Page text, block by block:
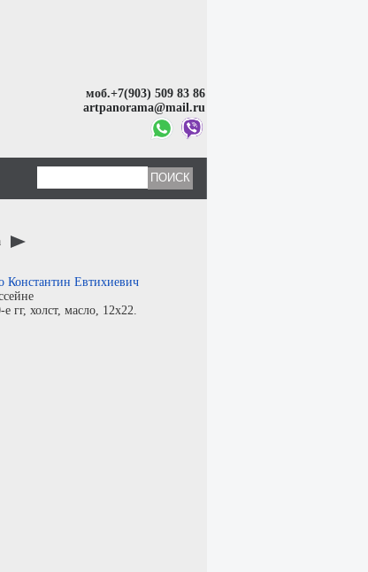
моб.+7(903) 509 83 86
artpanorama@mail.ru
Константин Евтихиевич
е гг, холст, масло, 12x22.